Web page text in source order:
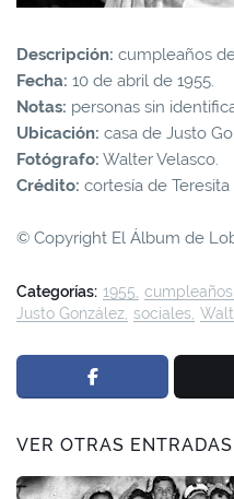
Descripción: cumpleaños
Fecha: 10 de abril de 1955.
Notas: personas sin
Ubicación: casa de Justo
Fotógrafo: Walter Velasco.
Crédito: cortesía de Teresita
© Copyright El Álbum de
Categorías: 1955 cumpleaños
Justo González sociales
VER OTRAS